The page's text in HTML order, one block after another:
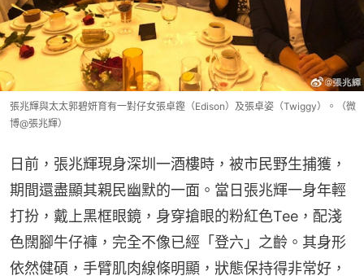
張兆輝與太太郭碧妍育有一對仔女張卓鏗（Edison）及張卓姿（Twiggy）。（微
博@張兆輝）
日前，張兆輝現身深圳一酒樓時，被市民野生捕獲，
期間還盡顯其親民幽默的一面。當日張兆輝一身年輕
打扮，戴上黑框眼鏡，身穿搶眼的粉紅色Tee，配淺
色闊腳牛仔褲，完全不像已經「登六」之齡。其身形
依然健碩，手臂肌肉線條明顯，狀態保持得非常好，